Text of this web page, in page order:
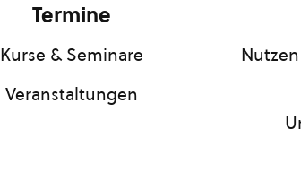
Termine
Kurse & Seminare
Veranstaltungen